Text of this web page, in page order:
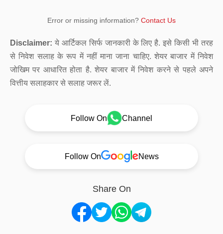
Error or missing information? Contact Us
Disclaimer: ये आर्टिकल सिर्फ जानकारी के लिए है. इसे किसी भी तरह
से निवेश सलाह के रूप में नहीं माना जाना चाहिए. शेयर बाजार में निवेश
जोखिम पर आधारित होता है. शेयर बाजार में निवेश करने से पहले अपने
वित्तीय सलाहकार से सलाह जरूर लें.
Follow On Channel
Follow On News
Share On